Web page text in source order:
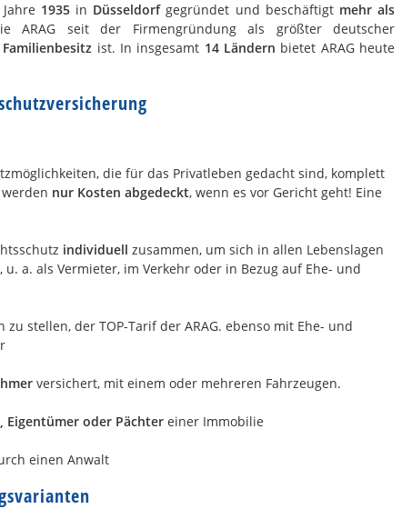
1935in Düsseldorfgegründet und beschäftigtmehr als
ARAG seit der Firmengründung als größter deutscher
Familienbesitz ist. In insgesamt 14 Ländern bietet ARAG heute
die für das Privatleben gedacht sind, komplett
nur Kosten abgedeckt, wenn es vor Gericht geht! Eine
individuell zusammen, um sich in allen Lebenslagen
a. als Vermieter, im Verkehr oder in Bezug auf Ehe- und
zu stellen, der TOP-Tarif der ARAG. ebenso mit Ehe- und
versichert, mit einem oder mehreren Fahrzeugen.
Eigentümer oder Pächter einer Immobilie
einen Anwalt